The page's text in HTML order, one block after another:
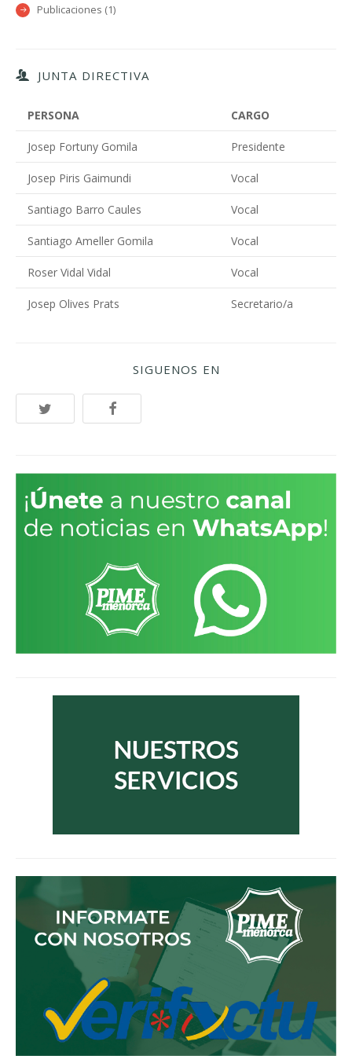
Publicaciones (1)
JUNTA DIRECTIVA
PERSONA CARGO
Josep Fortuny Gomila Presidente
Josep Piris Gaimundi Vocal
Santiago Barro Caules Vocal
Santiago Ameller Gomila Vocal
Roser Vidal Vidal Vocal
Josep Olives Prats Secretario/a
SIGUENOS EN